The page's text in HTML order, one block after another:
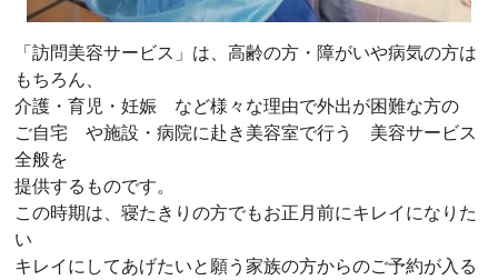
「訪問美容サービス」は、高齢の方・障がいや病気の方は
もちろん、
介護・育児・妊娠 など様々な理由で外出が困難な方の
ご自宅 や施設・病院に赴き美容室で行う 美容サービス
全般を
提供するものです。
この時期は、寝たきりの方でもお正月前にキレイになりた
い
キレイにしてあげたいと願う家族の方からのご予約が入る